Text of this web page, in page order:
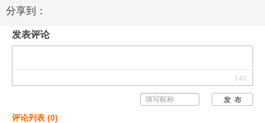
分享到：
发表评论
140
发 布
评论列表 (0)